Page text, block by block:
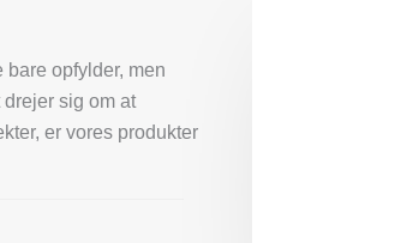
opfylder, men
sig om at
er vores produkter